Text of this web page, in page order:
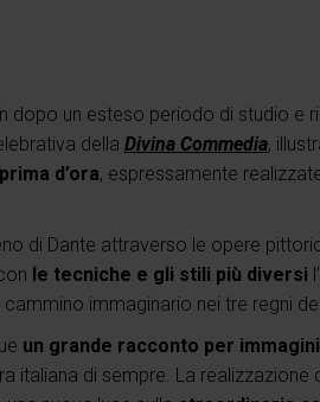
dopo un esteso periodo di studio e
della Divina Commedia,
d’ora, espressamente
di Dante attraverso le opere
le tecniche e gli stili più diversi
immaginario nei tre regni
un grande racconto per
italiana di sempre. La realizzazione